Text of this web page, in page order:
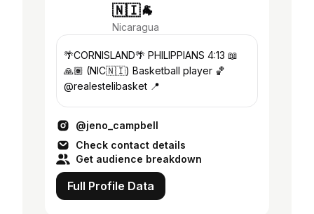
🇳🇮🐐
Nicaragua
🌴CORNISLAND🌴 PHILIPPIANS 4:13 📖
🙏🏽 (NIC🇳🇮) Basketball player 🏀
@realestelibasket 📍
@jeno_campbell
Check contact details
Get audience breakdown
Full Profile Data